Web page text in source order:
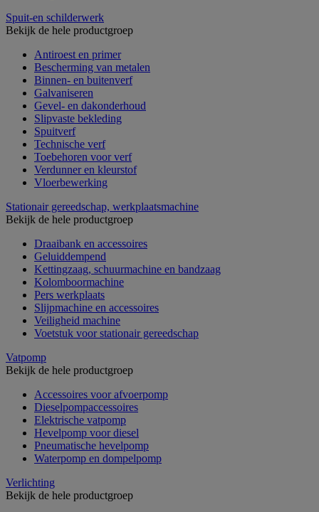
Spuit-en schilderwerk
Bekijk de hele productgroep
Antiroest en primer
Bescherming van metalen
Binnen- en buitenverf
Galvaniseren
Gevel- en dakonderhoud
Slipvaste bekleding
Spuitverf
Technische verf
Toebehoren voor verf
Verdunner en kleurstof
Vloerbewerking
Stationair gereedschap, werkplaatsmachine
Bekijk de hele productgroep
Draaibank en accessoires
Geluiddempend
Kettingzaag, schuurmachine en bandzaag
Kolomboormachine
Pers werkplaats
Slijpmachine en accessoires
Veiligheid machine
Voetstuk voor stationair gereedschap
Vatpomp
Bekijk de hele productgroep
Accessoires voor afvoerpomp
Dieselpompaccessoires
Elektrische vatpomp
Hevelpomp voor diesel
Pneumatische hevelpomp
Waterpomp en dompelpomp
Verlichting
Bekijk de hele productgroep